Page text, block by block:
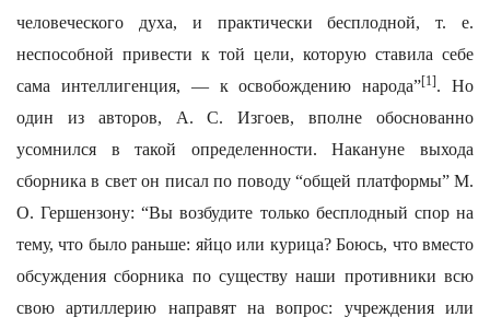
человеческого духа, и практически бесплодной, т. е.
неспособной привести к той цели, которую ставила себе
сама интеллигенция, — к освобождению народа”[1]. Но
один из авторов, А. С. Изгоев, вполне обоснованно
усомнился в такой определенности. Накануне выхода
сборника в свет он писал по поводу “общей платформы” М.
О. Гершензону: “Вы возбудите только бесплодный спор на
тему, что было раньше: яйцо или курица? Боюсь, что вместо
обсуждения сборника по существу наши противники всю
свою артиллерию направят на вопрос: учреждения или